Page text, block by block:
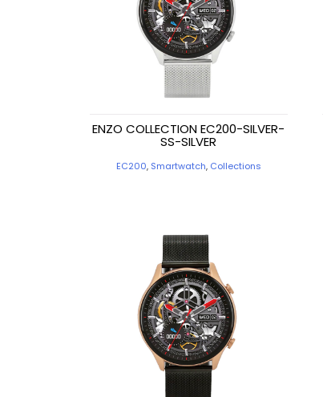
ENZO COLLECTION EC200-SILVER-
SS-SILVER
EC200, Smartwatch, Collections